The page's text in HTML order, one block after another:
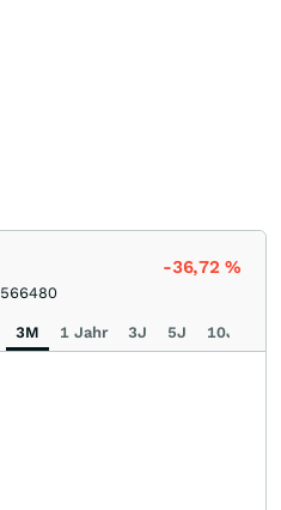
-36,72%
566480
3M 1 Jahr 3J 5J 10J